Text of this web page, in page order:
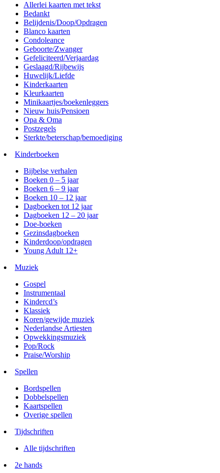
Allerlei kaarten met tekst
Bedankt
Belijdenis/Doop/Opdragen
Blanco kaarten
Condoleance
Geboorte/Zwanger
Gefeliciteerd/Verjaardag
Geslaagd/Rijbewijs
Huwelijk/Liefde
Kinderkaarten
Kleurkaarten
Minikaartjes/boekenleggers
Nieuw huis/Pensioen
Opa & Oma
Postzegels
Sterkte/beterschap/bemoediging
Kinderboeken
Bijbelse verhalen
Boeken 0 – 5 jaar
Boeken 6 – 9 jaar
Boeken 10 – 12 jaar
Dagboeken tot 12 jaar
Dagboeken 12 – 20 jaar
Doe-boeken
Gezinsdagboeken
Kinderdoop/opdragen
Young Adult 12+
Muziek
Gospel
Instrumentaal
Kindercd’s
Klassiek
Koren/gewijde muziek
Nederlandse Artiesten
Opwekkingsmuziek
Pop/Rock
Praise/Worship
Spellen
Bordspellen
Dobbelspellen
Kaartspellen
Overige spellen
Tijdschriften
Alle tijdschriften
2e hands